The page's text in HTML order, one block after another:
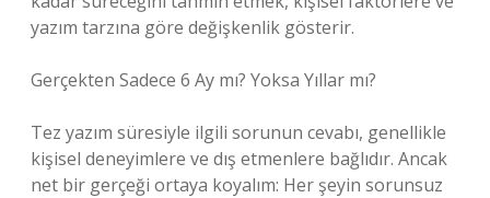
yazım tarzına göre değişkenlik gösterir.
Gerçekten Sadece 6 Ay mı? Yoksa Yıllar mı?
Tez yazım süresiyle ilgili sorunun cevabı, genellikle
kişisel deneyimlere ve dış etmenlere bağlıdır. Ancak
net bir gerçeği ortaya koyalım: Her şeyin sorunsuz